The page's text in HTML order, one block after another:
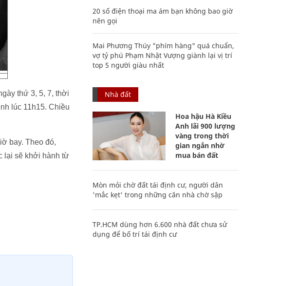
thứ 3, 5, 7, thời
lúc 11h15. Chiều
bay. Theo đó,
lại sẽ khởi hành từ
20 số điện thoại ma ám bạn không bao giờ
nên gọi
Mai Phương Thúy "phím hàng" quá chuẩn,
vợ tỷ phú Phạm Nhật Vượng giành lại vị trí
top 5 người giàu nhất
Nhà đất
Hoa hậu Hà Kiều
Anh lãi 900 lượng
vàng trong thời
gian ngắn nhờ
mua bán đất
Mòn mỏi chờ đất tái định cư, người dân
'mắc kẹt' trong những căn nhà chờ sập
TP.HCM dùng hơn 6.600 nhà đất chưa sử
dụng để bố trí tái định cư